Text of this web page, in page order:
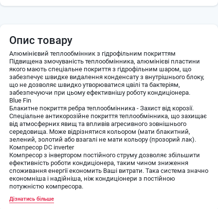
Опис товару
Алюмінієвий теплообмінник з гідрофільним покриттям
Підвищена змочуваність теплообмінника, алюмінієві пластини
якого мають спеціальне покриття з гідрофільним шаром, що
забезпечує швидке видалення конденсату з внутрішнього блоку,
що не дозволяє швидко утворюватися цвілі та бактеріям,
забезпечуючи при цьому ефективнішу роботу кондиціонера.
Blue Fin
Блакитне покриття ребра теплообмінника - Захист від корозії.
Спеціальне антикорозійне покриття теплообмінника, що захищає
від атмосферних явищ та впливів агресивного зовнішнього
середовища. Може відрізнятися кольором (мати блакитний,
зелений, золотий або взагалі не мати кольору (прозорий лак).
Компресор DC inverter
Компресор з інвертором постійного струму дозволяє збільшити
ефективність роботи кондиціонера, таким чином зниження
споживання енергії економить Ваші витрати. Така система значно
економніша і надійніша, ніж кондиціонери з постійною
потужністю компресора.
Режим осушення автоматично вибирає режим охолодження, що
Дізнатись більше